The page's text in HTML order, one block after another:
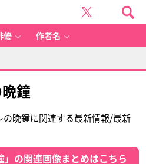
優 作者名
鐘
の晩鐘に関連する最新情報/最新
」の関連画像まとめはこちら